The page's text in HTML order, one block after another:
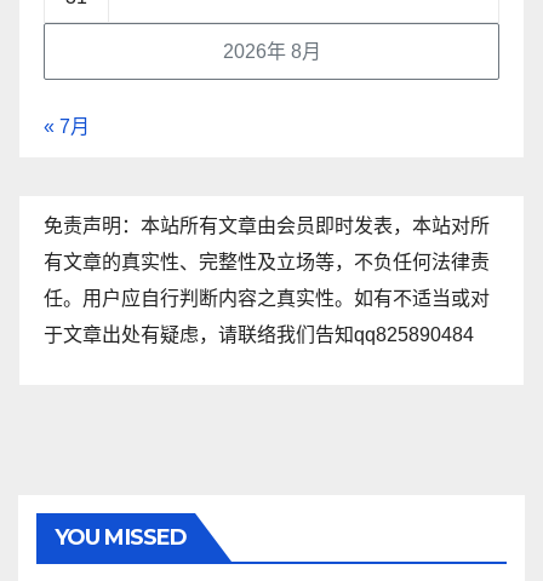
2026年 8月
« 7月
免责声明：本站所有文章由会员即时发表，本站对所
有文章的真实性、完整性及立场等，不负任何法律责
任。用户应自行判断内容之真实性。如有不适当或对
于文章出处有疑虑，请联络我们告知qq825890484
YOU MISSED